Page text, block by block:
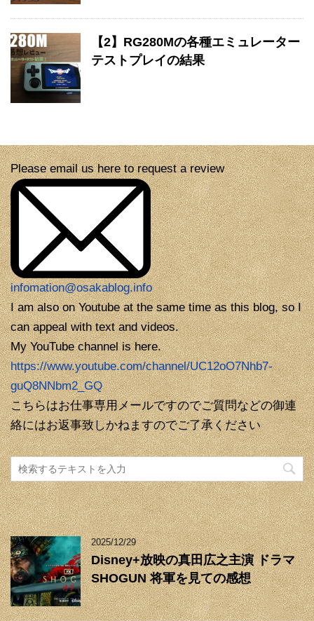
【2】RG280Mの各種エミュレーター
テストプレイの結果
Please email us here to request a review
infomation@osakablog.info
I am also on Youtube at the same time as this blog, so I
can appeal with text and videos.
My YouTube channel is here.
https://www.youtube.com/channel/UC12oO7Nhb7-
guQ8NNbm2_GQ
こちらはお仕事専用メールですのでご質問などの御連
絡にはお返事致しかねますのでご了承ください
2025/12/29
Disney+放映の真田広之主演 ドラマ
SHOGUN 将軍を見ての感想